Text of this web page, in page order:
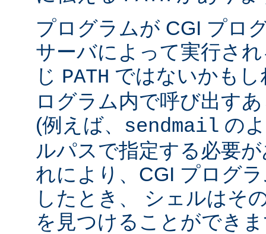
プログラムが CGI プロ
サーバによって実行さ
じ PATH ではないかも
ログラム内で呼び出す
(例えば、 sendmail の
ルパスで指定する必要
れにより、CGI プログ
したとき、 シェルはそ
を見つけることができ